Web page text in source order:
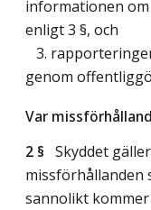
informationen
enligt 3 §, och
3.
genom
Var
2 § Skyddet
missförhållanden
sannolikt